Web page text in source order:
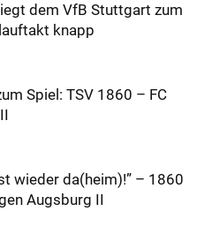
dem VfB Stuttgart zum
knapp
Spiel: TSV 1860 – FC
wieder da(heim)!” – 1860
Augsburg II